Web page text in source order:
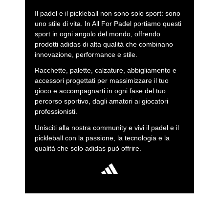
Il padel e il pickleball non sono solo sport: sono
uno stile di vita. In All For Padel portiamo questi
sport in ogni angolo del mondo, offrendo
prodotti adidas di alta qualità che combinano
innovazione, performance e stile.
Racchette, palette, calzature, abbigliamento e
accessori progettati per massimizzare il tuo
gioco e accompagnarti in ogni fase del tuo
percorso sportivo, dagli amatori ai giocatori
professionisti.
Unisciti alla nostra community e vivi il padel e il
pickleball con la passione, la tecnologia e la
qualità che solo adidas può offrire.